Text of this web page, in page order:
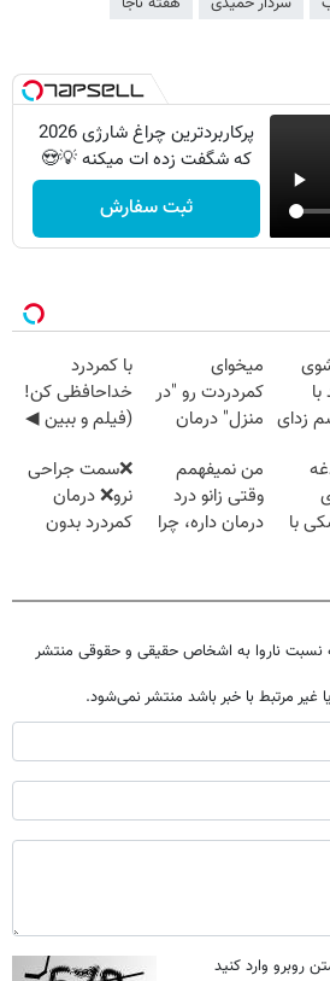
پرکاربردترین چراغ شارژی 2026
که شگفت زده ات میکنه 💡😍
ثبت سفارش
زدای
میخوای
کمردردت رو "در
منزل" درمان
◂پرسش‌نامه)
با کمردرد
خداحافظی کن!
(فیلم و ببین ◀
پرکن)
با
من نمیفهمم
وقتی زانو درد
درمان داره، چرا
❌سمت جراحی
نرو❌ درمان
کمردرد بدون
نسبت ناروا به اشخاص حقیقی و حقوقی منتشر
غیر مرتبط با خبر باشد منتشر نمی‌شود.
روبرو وارد کنید